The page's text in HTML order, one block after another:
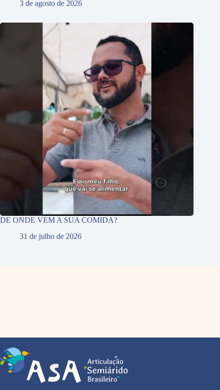
3 de agosto de 2026
DE ONDE VEM A SUA COMIDA?
31 de julho de 2026